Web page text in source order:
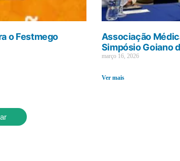
o Festmego
Associação
Simpósio Goiano
março 16, 2026
Ver mais